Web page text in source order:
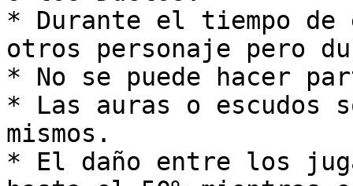
* Durante el tiempo de
otros personaje pero
* No se puede hacer
* Las auras o escudos
mismos.
* El daño entre los